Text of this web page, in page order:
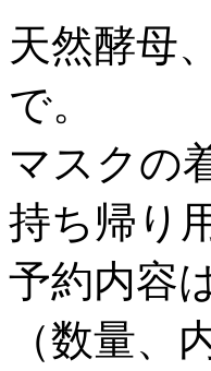
天然酵母
で。
マスクの
持ち帰り
予約内容
（数量、